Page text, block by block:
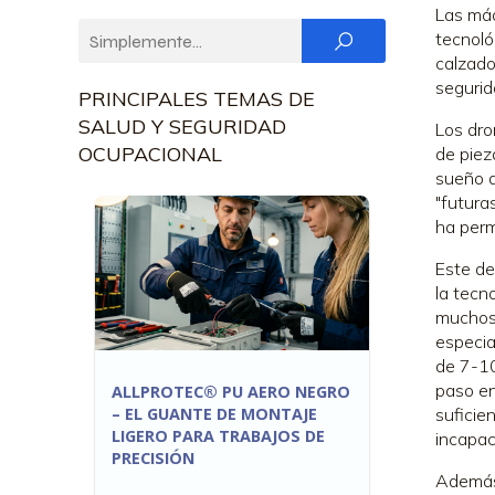
PRINCIPALES TEMAS DE
SALUD Y SEGURIDAD
OCUPACIONAL
ALLPROTEC® PU AERO NEGRO
– EL GUANTE DE MONTAJE
LIGERO PARA TRABAJOS DE
PRECISIÓN
Las
Los
de
sueño
ha
Este
la
de 7-
paso